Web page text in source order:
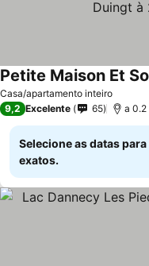
Casa/apartamento inteiro
Ver preços
9,2 Excelente 65 a 0.2
Selecione as datas
exatos.